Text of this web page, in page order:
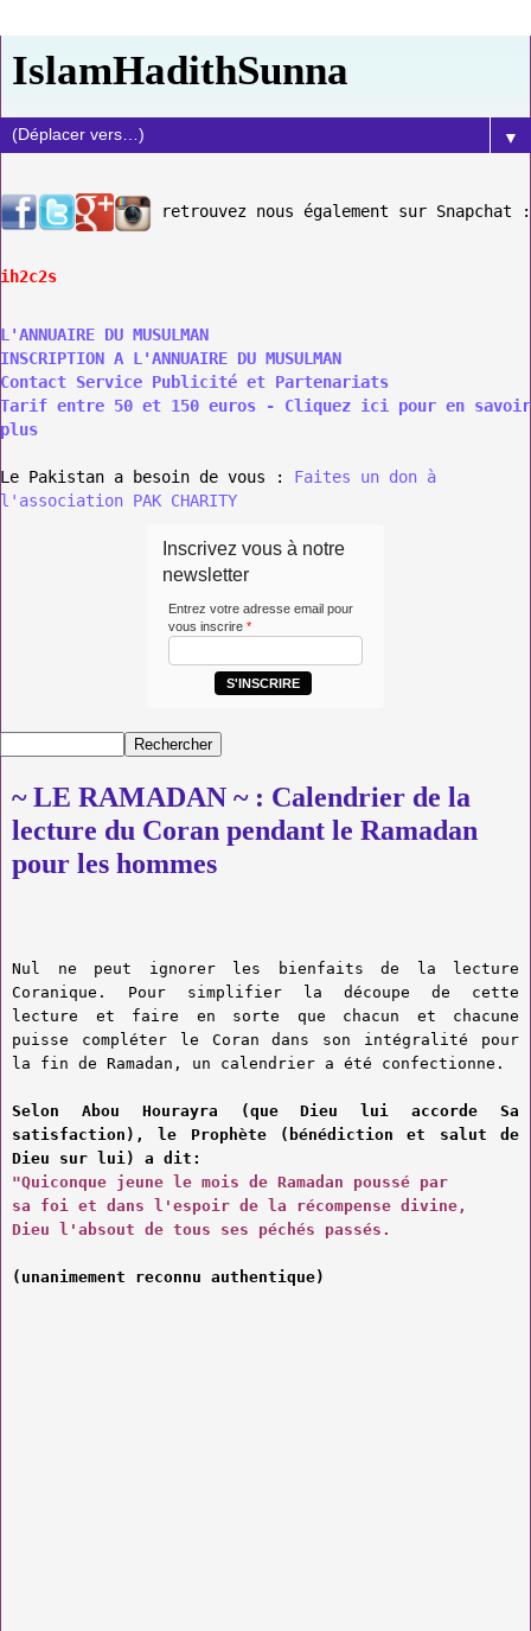
IslamHadithSunna
▼
retrouvez nous également sur Snapchat :
ih2c2s
L'ANNUAIRE DU MUSULMAN
INSCRIPTION A L'ANNUAIRE DU MUSULMAN
Contact Service Publicité et Partenariats
Tarif entre 50 et 150 euros - Cliquez ici pour en savoir
plus
Le Pakistan a besoin de vous : Faites un don à
l'association PAK CHARITY
Inscrivez vous à notre
newsletter
Entrez votre adresse email pour
vous inscrire *
S'INSCRIRE
~ LE RAMADAN ~ : Calendrier de la
lecture du Coran pendant le Ramadan
pour les hommes
Nul ne peut ignorer les bienfaits de la lecture
Coranique. Pour simplifier la découpe de cette
lecture et faire en sorte que chacun et chacune
puisse compléter le Coran dans son intégralité pour
la fin de Ramadan, un calendrier a été confectionne.
Selon Abou Hourayra (que Dieu lui accorde Sa
satisfaction), le Prophète (bénédiction et salut de
Dieu sur lui) a dit:
"Quiconque jeune le mois de Ramadan poussé par
sa foi et dans l'espoir de la récompense divine,
Dieu l'absout de tous ses péchés passés.
(unanimement reconnu authentique)